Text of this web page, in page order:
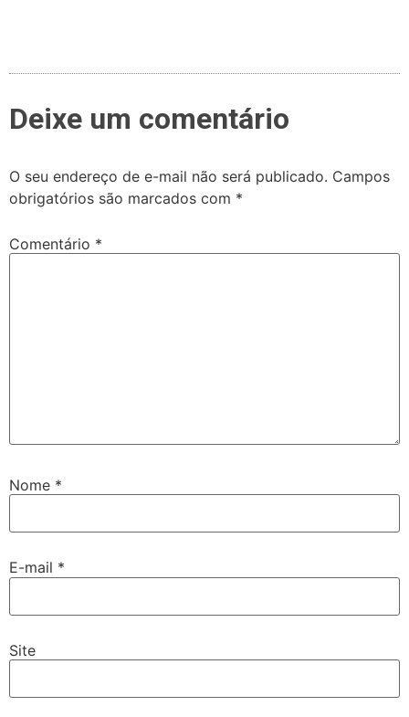
Deixe um comentário
O seu endereço de e-mail não será publicado. Campos
obrigatórios são marcados com *
Comentário *
Nome *
E-mail *
Site